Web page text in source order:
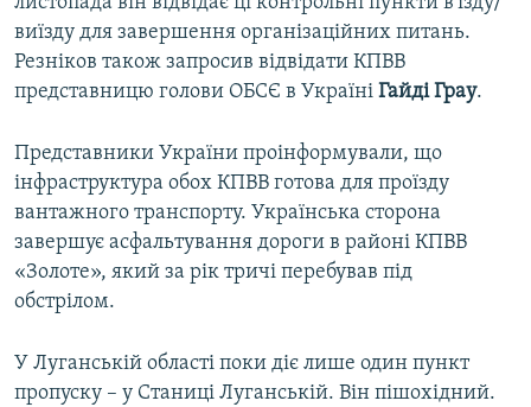
виїзду для завершення організаційних питань.
Резніков також запросив відвідати КПВВ
представницю голови ОБСЄ в Україні Гайді Грау.
Представники України проінформували, що
інфраструктура обох КПВВ готова для проїзду
вантажного транспорту. Українська сторона
завершує асфальтування дороги в районі КПВВ
«Золоте», який за рік тричі перебував під
обстрілом.
У Луганській області поки діє лише один пункт
пропуску – у Станиці Луганській. Він пішохідний.